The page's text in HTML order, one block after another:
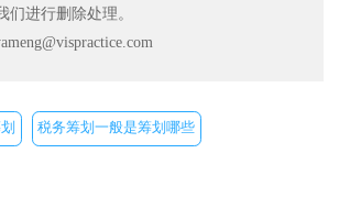
进行删除处理。
税务筹划一般是筹划哪些